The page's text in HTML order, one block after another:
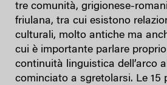
tre comunità, grigionese-
friulana, tra cui esistono
culturali, molto antiche ma
cui è importante parlare
continuità linguistica dell’arco
cominciato a sgretolarsi. Le 15